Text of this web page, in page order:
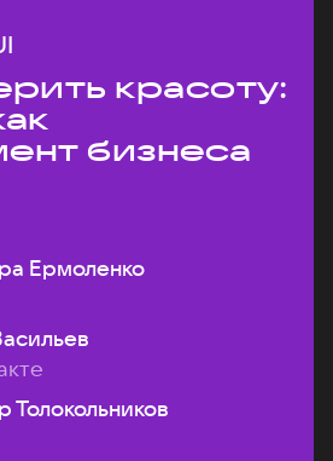
красоту:
бизнеса
Ермоленко
Толокольников